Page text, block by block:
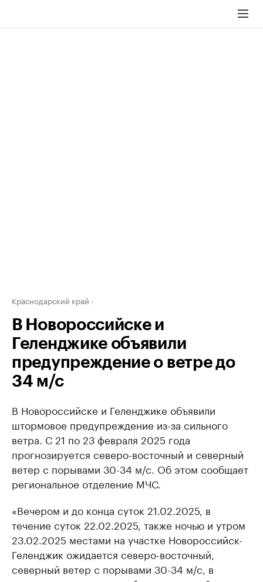
Краснодарский край
В Новороссийске и
Геленджике объявили
предупреждение о ветре до
34 м/с
В Новороссийске и Геленджике объявили
штормовое предупреждение из-за сильного
ветра. С 21 по 23 февраля 2025 года
прогнозируется северо-восточный и северный
ветер с порывами 30-34 м/с. Об этом сообщает
региональное отделение МЧС.
«Вечером и до конца суток 21.02.2025, в
течение суток 22.02.2025, также ночью и утром
23.02.2025 местами на участке Новороссийск-
Геленджик ожидается северо-восточный,
северный ветер с порывами 30-34 м/с, в